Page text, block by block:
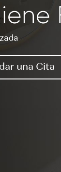
una Cita